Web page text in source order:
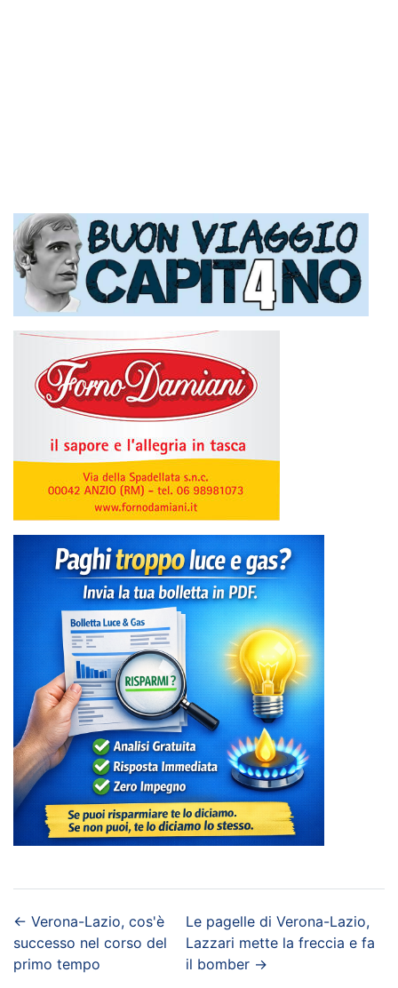
← Verona-Lazio, cos'è
successo nel corso del
primo tempo
Le pagelle di Verona-Lazio,
Lazzari mette la freccia e fa
il bomber→